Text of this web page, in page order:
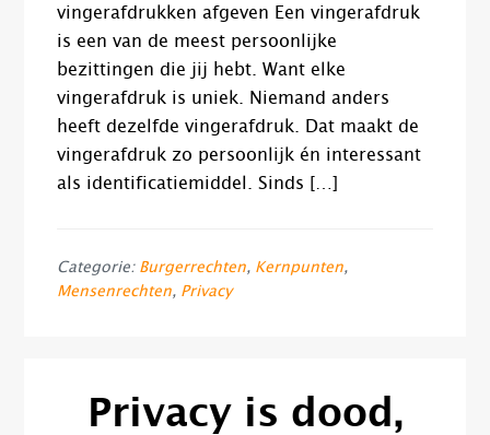
vingerafdrukken afgeven Een vingerafdruk
is een van de meest persoonlijke
bezittingen die jij hebt. Want elke
vingerafdruk is uniek. Niemand anders
heeft dezelfde vingerafdruk. Dat maakt de
vingerafdruk zo persoonlijk én interessant
als identificatiemiddel. Sinds […]
Categorie: Burgerrechten, Kernpunten,
Mensenrechten, Privacy
Privacy is dood,